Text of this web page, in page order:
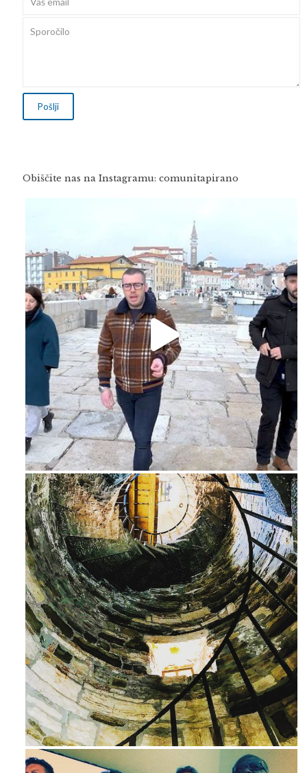
Obiščite nas na Instagramu: comunitapirano
Feb 16
Avg 3